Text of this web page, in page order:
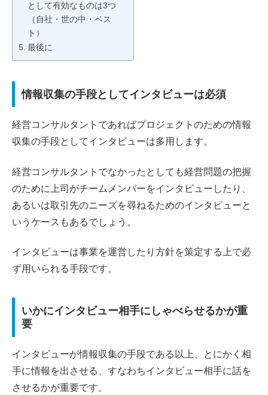
として有効なものは3つ
（自社・世の中・ベス
ト）
最後に
情報収集の手段としてインタビューは必須
経営コンサルタントであればプロジェクトのための情報
収集の手段としてインタビューは多用します。
経営コンサルタントでなかったとしても経営問題の把握
のために上司がチームメンバーをインタビューしたり、
あるいは取引先のニーズを尋ねるためのインタビューと
いうケースもあるでしょう。
インタビューは事業を運営したり方針を策定する上で必
ず用いられる手段です。
いかにインタビュー相手にしゃべらせるかが重
要
インタビューが情報収集の手段である以上、とにかく相
手に情報を出させる、すなわちインタビュー相手に話を
させるかが重要です。